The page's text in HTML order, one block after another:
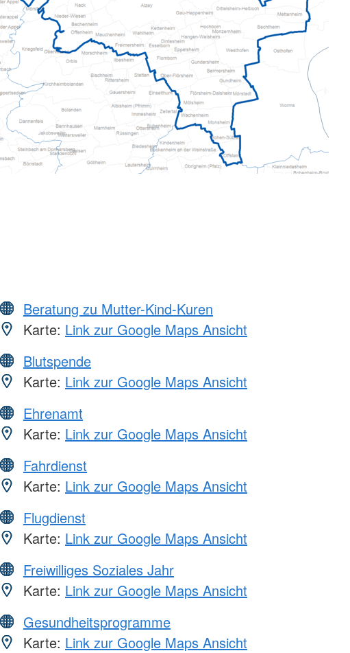
Beratung zu Mutter-Kind-Kuren
Karte: Link zur Google Maps Ansicht
Blutspende
Karte: Link zur Google Maps Ansicht
Ehrenamt
Karte: Link zur Google Maps Ansicht
Fahrdienst
Karte: Link zur Google Maps Ansicht
Flugdienst
Karte: Link zur Google Maps Ansicht
Freiwilliges Soziales Jahr
Karte: Link zur Google Maps Ansicht
Gesundheitsprogramme
Karte: Link zur Google Maps Ansicht